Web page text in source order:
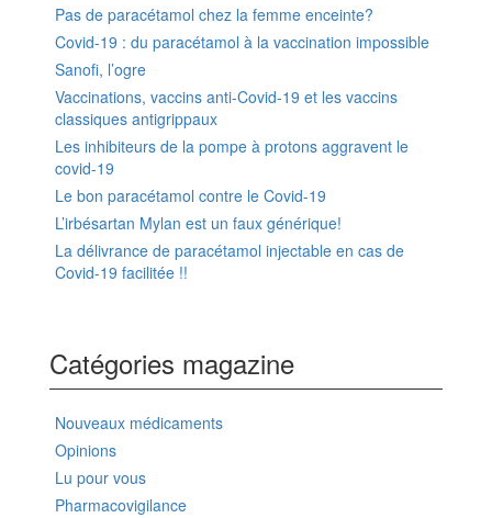
Pas de paracétamol chez la femme enceinte?
Covid-19 : du paracétamol à la vaccination impossible
Sanofi, l’ogre
Vaccinations, vaccins anti-Covid-19 et les vaccins
classiques antigrippaux
Les inhibiteurs de la pompe à protons aggravent le
covid-19
Le bon paracétamol contre le Covid-19
L’irbésartan Mylan est un faux générique!
La délivrance de paracétamol injectable en cas de
Covid-19 facilitée !!
Catégories magazine
Nouveaux médicaments
Opinions
Lu pour vous
Pharmacovigilance